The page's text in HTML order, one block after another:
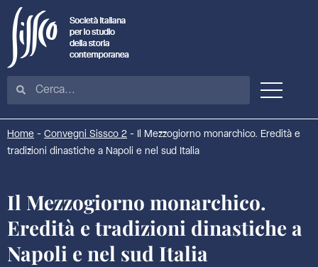
Home - Convegni Sissco 2 - Il Mezzogiorno monarchico. Eredità e
tradizioni dinastiche a Napoli e nel sud Italia
Il Mezzogiorno monarchico.
Eredità e tradizioni dinastiche a
Napoli e nel sud Italia